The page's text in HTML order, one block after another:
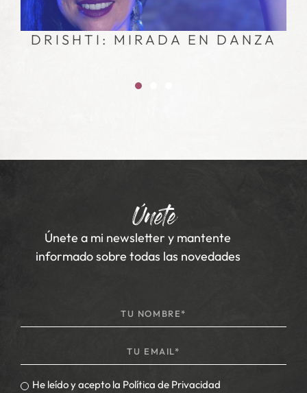
DRISHTI: MIRADA EN DANZA
Únete
Únete a mi newsletter y mantente
informado sobre todas las novedades
He leído y acepto la Política de Privacidad